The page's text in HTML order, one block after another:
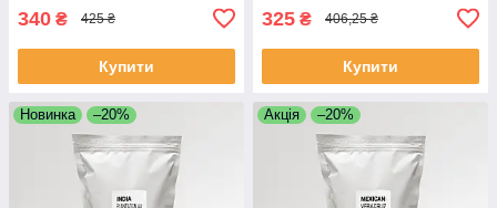
340 ₴ 425 ₴
Купити
325 ₴ 406,25 ₴
Купити
Новинка –20% Акція –20%